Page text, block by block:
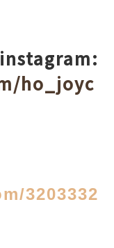
ho_joyc
3203332